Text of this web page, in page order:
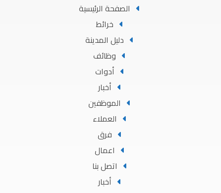
الصفحة الرئيسية
خرائط
دليل المدينة
وظائف
أدوات
أخبار
الموظفين
العملاء
فرق
اعمال
اتصل بنا
أخبار